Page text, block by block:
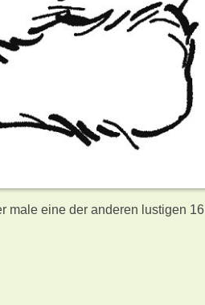
male eine der anderen lustigen 16